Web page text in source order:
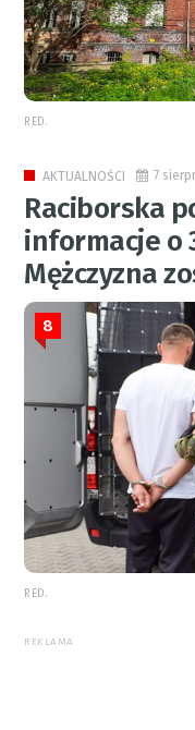
RED.
AKTUALNOŚCI 7
Raciborska
informacje o
Mężczyzna
8
RED.
REKLAMA